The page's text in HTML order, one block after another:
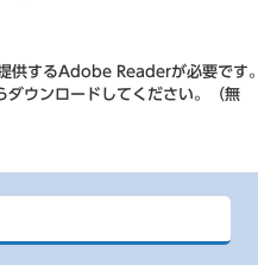
供するAdobe Readerが必要です。
ウンロードしてください。（無